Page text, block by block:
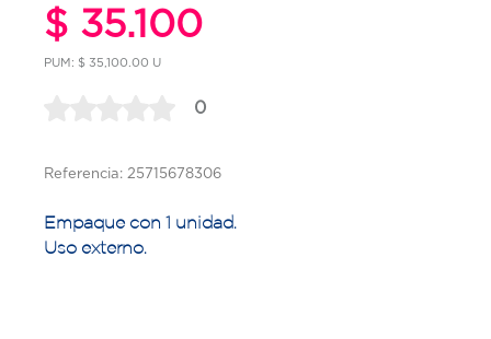
$ 35.100
PUM: $ 35,100.00 U
0
Referencia: 25715678306
Empaque con 1 unidad.
Uso externo.